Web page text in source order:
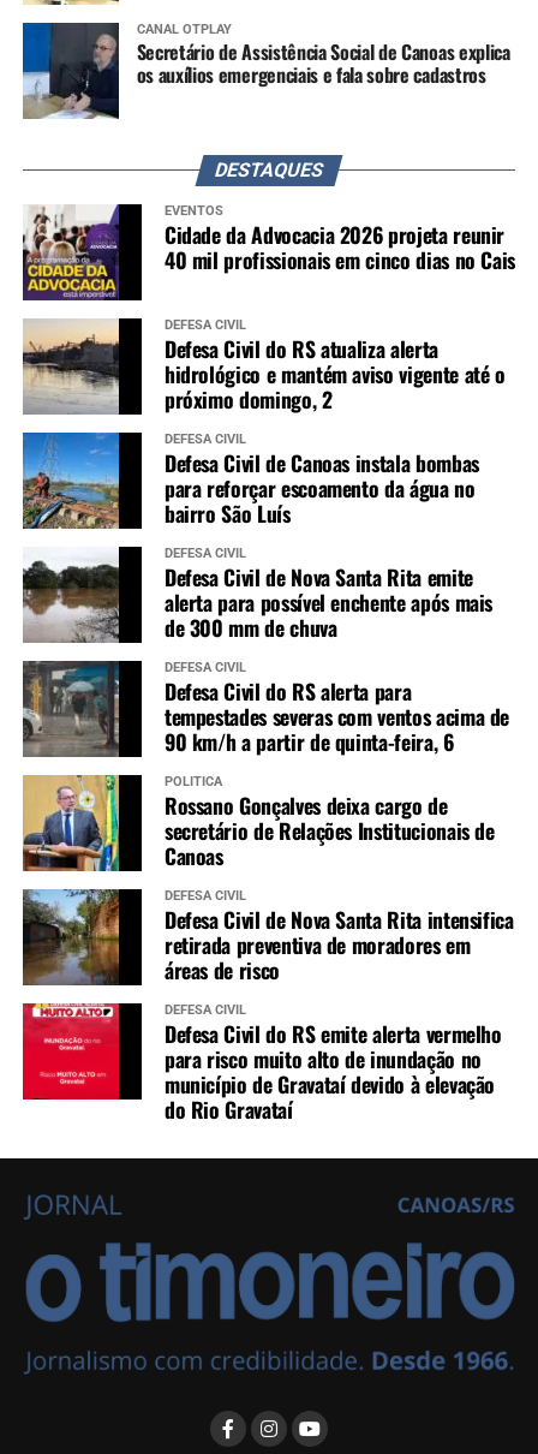
CANAL OTPLAY
Secretário de Assistência Social de Canoas explica
os auxílios emergenciais e fala sobre cadastros
DESTAQUES
EVENTOS
Cidade da Advocacia 2026 projeta reunir
40 mil profissionais em cinco dias no Cais
DEFESA CIVIL
Defesa Civil do RS atualiza alerta
hidrológico e mantém aviso vigente até o
próximo domingo, 2
DEFESA CIVIL
Defesa Civil de Canoas instala bombas
para reforçar escoamento da água no
bairro São Luís
DEFESA CIVIL
Defesa Civil de Nova Santa Rita emite
alerta para possível enchente após mais
de 300 mm de chuva
DEFESA CIVIL
Defesa Civil do RS alerta para
tempestades severas com ventos acima de
90 km/h a partir de quinta-feira, 6
POLÍTICA
Rossano Gonçalves deixa cargo de
secretário de Relações Institucionais de
Canoas
DEFESA CIVIL
Defesa Civil de Nova Santa Rita intensifica
retirada preventiva de moradores em
áreas de risco
DEFESA CIVIL
Defesa Civil do RS emite alerta vermelho
para risco muito alto de inundação no
município de Gravataí devido à elevação
do Rio Gravataí